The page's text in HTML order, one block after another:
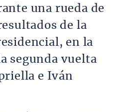
una rueda de
de la
en la
segunda vuelta
e Iván